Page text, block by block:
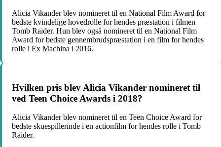
Alicia Vikander blev nomineret til en National Film Award for
bedste kvindelige hovedrolle for hendes præstation i filmen
Tomb Raider. Hun blev også nomineret til en National Film
Award for bedste gennembrudspræstation i en film for hendes
rolle i Ex Machina i 2016.
Hvilken pris blev Alicia Vikander nomineret til
ved Teen Choice Awards i 2018?
Alicia Vikander blev nomineret til en Teen Choice Award for
bedste skuespillerinde i en actionfilm for hendes rolle i Tomb
Raider.